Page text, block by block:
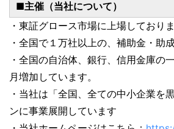
■主催（当社について）
・東証グロース市場に上場しており
・全国で１万社以上の、補助金・助
・全国の自治体、銀行、信用金庫の
月増加しています。
・当社は「全国、全ての中小企業を
ンに事業展開しています